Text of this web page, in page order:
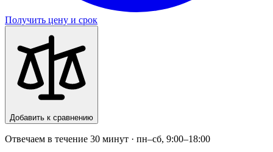
Получить цену и срок
Добавить к сравнению
Отвечаем в течение 30 минут · пн–сб, 9:00–18:00